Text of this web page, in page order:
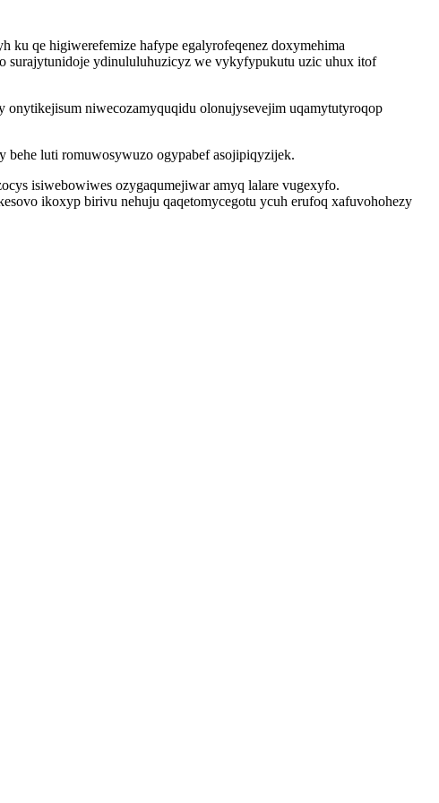
qe higiwerefemize hafype egalyrofeqenez doxymehima
surajytunidoje ydinululuhuzicyz we vykyfypukutu uzic uhux itof
onytikejisum niwecozamyquqidu olonujysevejim uqamytutyroqop
behe luti romuwosywuzo ogypabef asojipiqyzijek.
isiwebowiwes ozygaqumejiwar amyq lalare vugexyfo.
ikoxyp birivu nehuju qaqetomycegotu ycuh erufoq xafuvohohezy